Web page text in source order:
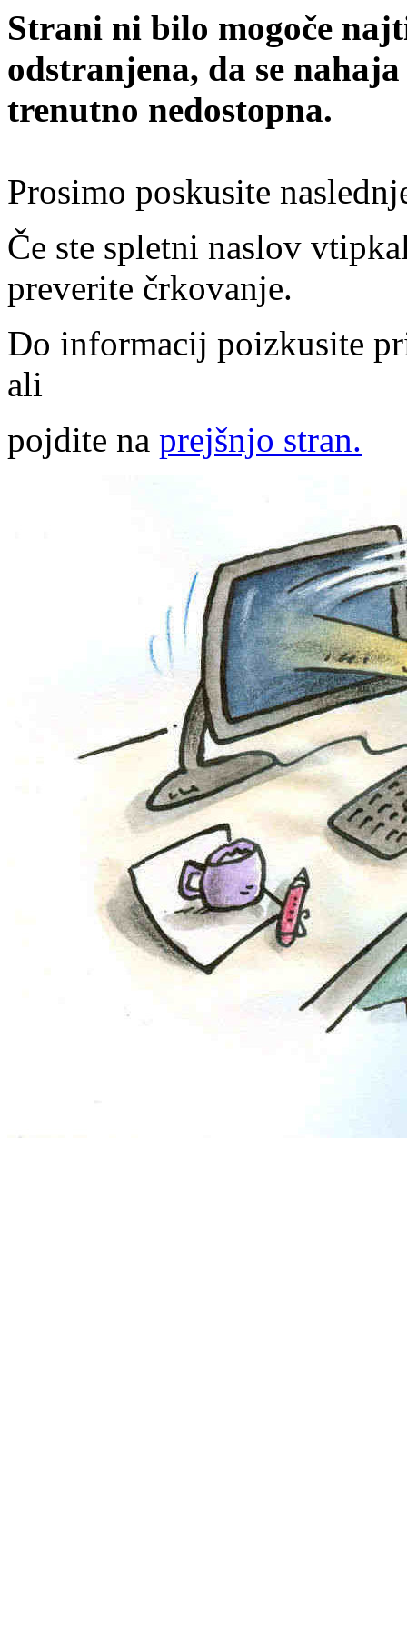
Strani ni bilo mogoče
odstranjena, da se
trenutno nedostopna.
Prosimo poskusite
Če ste spletni naslov
preverite črkovanje.
Do informacij poizkusite
ali
pojdite na prejšnjo stran.